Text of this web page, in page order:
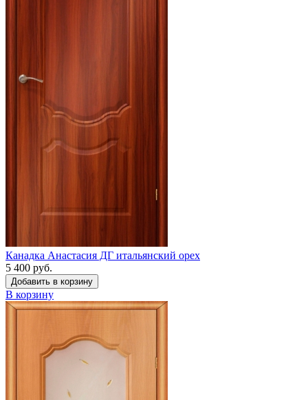
Канадка Анастасия ДГ итальянский орех
5 400 руб.
Добавить в корзину
В корзину